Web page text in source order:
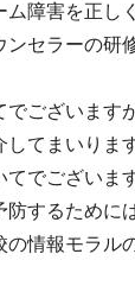
障害を正し
セラーの研
でございま
てまいります
でございます
するために
情報モラル